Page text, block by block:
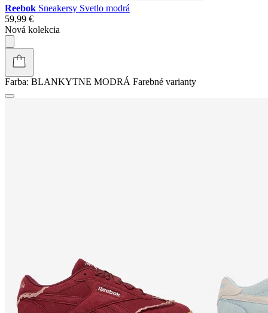
Reebok Sneakersy Svetlo modrá
59,99 €
Nová kolekcia
Farba: BLANKYTNE MODRÁ Farebné varianty